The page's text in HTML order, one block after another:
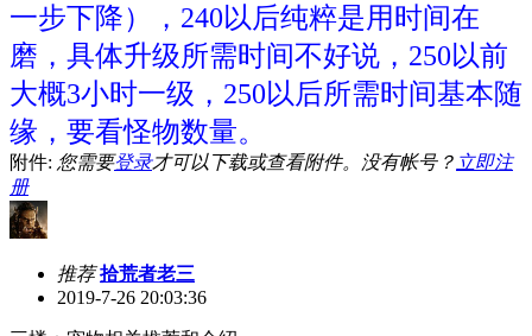
一步下降），240以后纯粹是用时间在
磨，具体升级所需时间不好说，250以前
大概3小时一级，250以后所需时间基本随
缘，要看怪物数量。
附件: 您需要登录才可以下载或查看附件。没有帐号？ 立即注
册
推荐拾荒者老三
2019-7-26 20:03:36